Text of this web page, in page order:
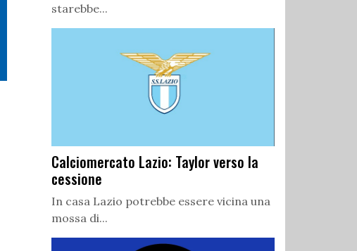
starebbe...
Calciomercato Lazio: Taylor verso la
cessione
In casa Lazio potrebbe essere vicina una
mossa di...